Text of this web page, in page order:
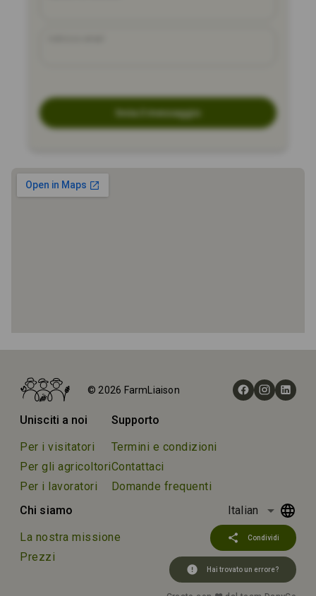
Invia il messaggio
Fattorie
Apartamentos Rurales "Balcón de Oscos"
© 2026 FarmLiaison
Unisciti a noi
Per i visitatori
Per gli agricoltori
Per i lavoratori
Supporto
Termini e condizioni
Contattaci
Domande frequenti
Chi siamo
La nostra missione
Prezzi
Italian arrow_drop_down
share Condividi
error Hai trovato un errore?